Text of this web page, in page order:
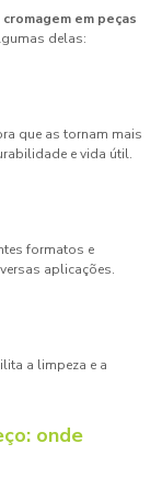
cromagem em peças
delas:
que as tornam mais
e vida útil.
formatos e
aplicações.
a limpeza e a
: onde